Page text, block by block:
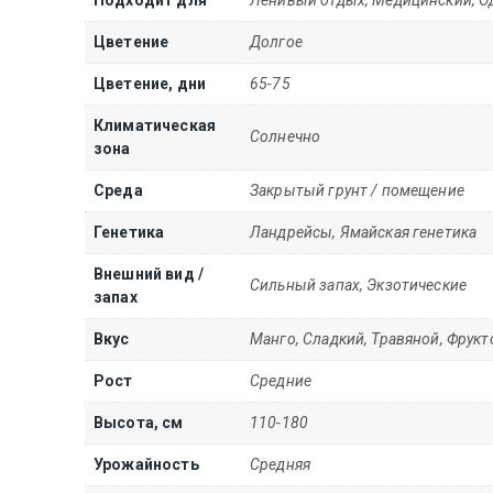
Цветение Долгое
Цветение, дни 65-75
Климатическая
зона
Солнечно
Среда Закрытый грунт / помещение
Генетика Ландрейсы, Ямайская генетика
Внешний вид /
запах
Сильный запах, Экзотические
Вкус Манго, Сладкий, Травяной,
Рост Cредние
Высота, см 110-180
Урожайность Средняя